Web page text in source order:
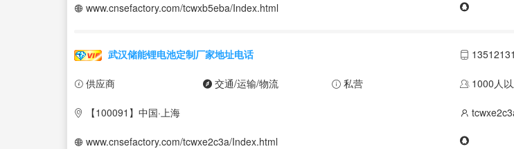
www.cnsefactory.com/tcwxb5eba/Index.html
武汉储能锂电池定制厂家地址电话
供应商 交通/运输/物流 私营 1000人
【100091】中国·上海
www.cnsefactory.com/tcwxe2c3a/Index.html